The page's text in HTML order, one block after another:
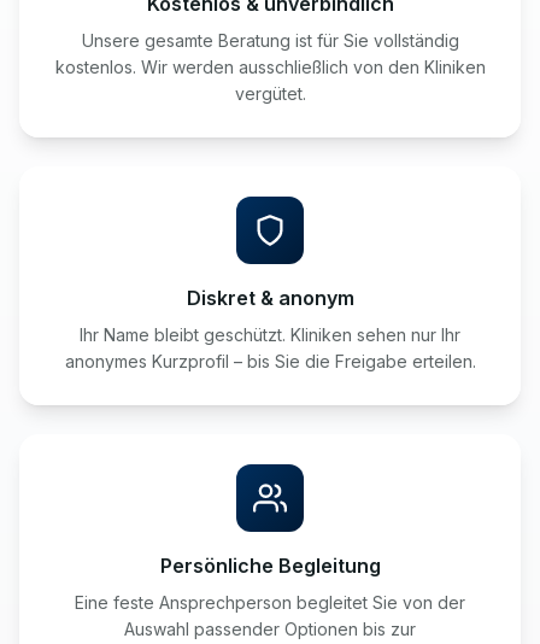
Unsere gesamte Beratung ist für Sie vollständig
kostenlos. Wir werden ausschließlich von den Kliniken
vergütet.
Diskret & anonym
Ihr Name bleibt geschützt. Kliniken sehen nur Ihr
anonymes Kurzprofil – bis Sie die Freigabe erteilen.
Persönliche Begleitung
Eine feste Ansprechperson begleitet Sie von der
Auswahl passender Optionen bis zur